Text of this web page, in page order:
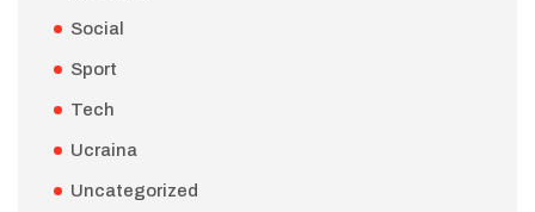
Social
Sport
Tech
Ucraina
Uncategorized